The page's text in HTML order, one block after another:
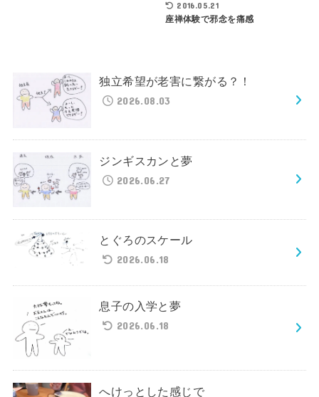
2016.05.21
座禅体験で邪念を痛感
独立希望が老害に繋がる？！
2026.08.03
ジンギスカンと夢
2026.06.27
とぐろのスケール
2026.06.18
息子の入学と夢
2026.06.18
へけっとした感じで